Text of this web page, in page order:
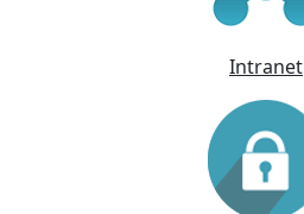
Intranet